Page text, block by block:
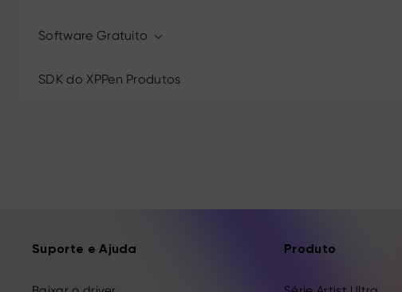
Software Gratuito
SDK do XPPen Produtos
Suporte e Ajuda Produto